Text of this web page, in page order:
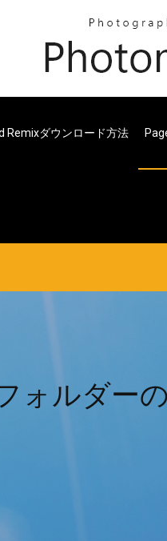
Remixダウンロード方法
ォルダー